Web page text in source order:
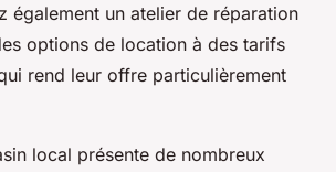
également un atelier de réparation
options de location à des tarifs
rend leur offre particulièrement
local présente de nombreux